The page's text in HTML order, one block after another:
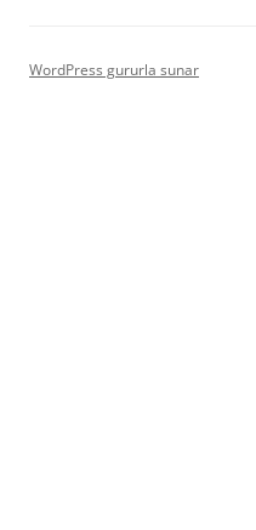
WordPress gururla sunar